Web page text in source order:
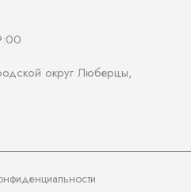
округ Люберцы,